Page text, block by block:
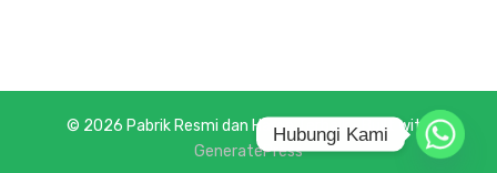
© 2026 Pabrik Resmi dan Harga Terbaik• Built with
GeneratePress
Hubungi Kami